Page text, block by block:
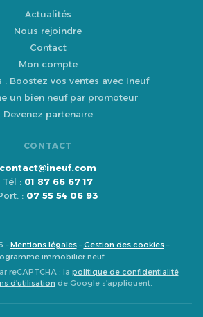
Actualités
Nous rejoindre
Contact
Mon compte
: Boostez vos ventes avec Ineuf
un bien neuf par promoteur
Devenez partenaire
CONTACT
contact@ineuf.com
Tél : 01 87 66 67 17
: 07 55 54 06 93
–Mentions légales–Gestion des cookies–
immobilier neuf
reCAPTCHA : la politique de confidentialité
d’utilisation de Google s’appliquent.